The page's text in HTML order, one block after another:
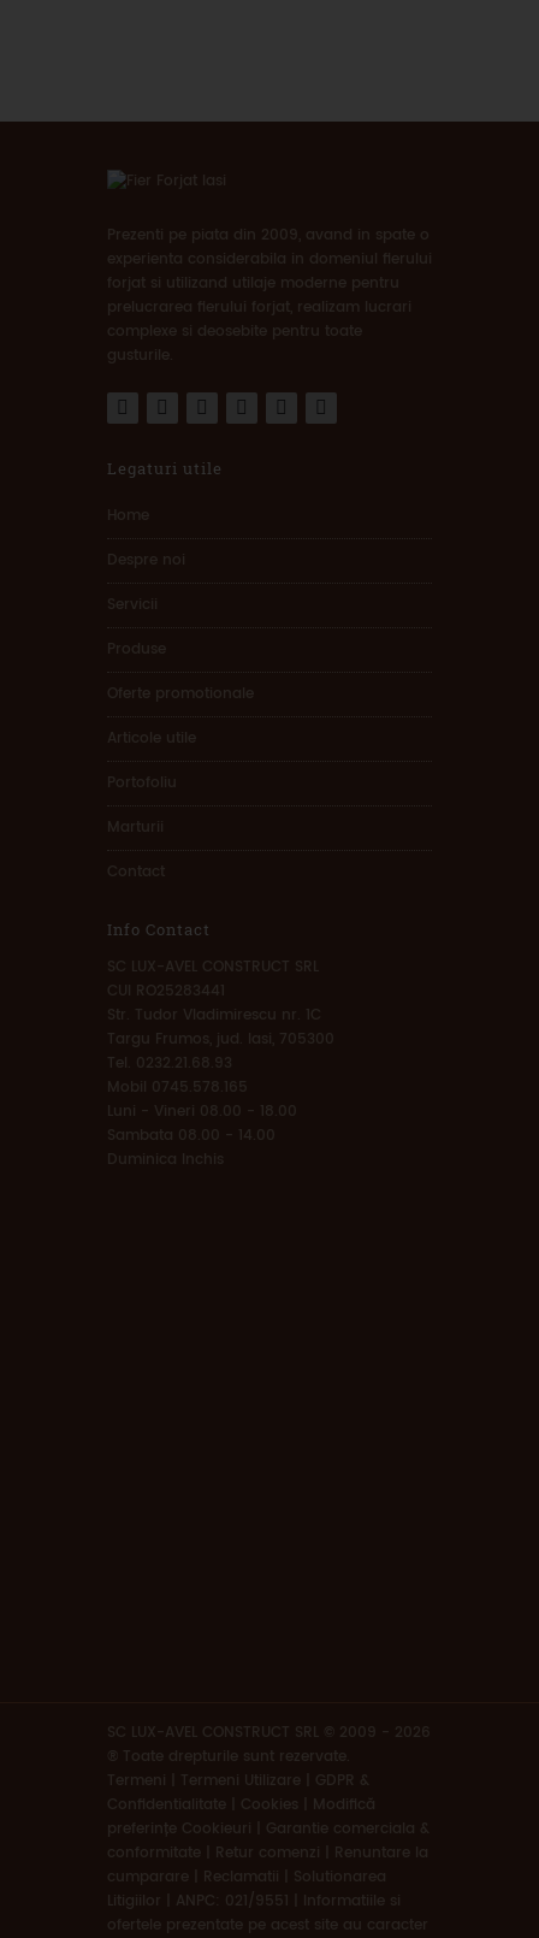
Prezenti pe piata din 2009, avand in spate o
experienta considerabila in domeniul fierului
forjat si utilizand utilaje moderne pentru
prelucrarea fierului forjat, realizam lucrari
complexe si deosebite pentru toate
gusturile.
Legaturi utile
Home
Despre noi
Servicii
Produse
Oferte promotionale
Articole utile
Portofoliu
Marturii
Contact
Info Contact
SC LUX-AVEL CONSTRUCT SRL
CUI RO25283441
Str. Tudor Vladimirescu nr. 1C
Targu Frumos, jud. Iasi, 705300
Tel. 0232.21.68.93
Mobil 0745.578.165
Luni - Vineri 08.00 - 18.00
Sambata 08.00 - 14.00
Duminica Inchis
SC LUX-AVEL CONSTRUCT SRL © 2009 - 2026
® Toate drepturile sunt rezervate.
Termeni
Termeni Utilizare | GDPR &
Confidentialitate | Cookies
Modifică
preferințe Cookieuri
Garantie comerciala &
conformitate
Retur comenzi
Renuntare la
cumparare
Reclamatii
Solutionarea
Litigiilor
ANPC: 021/9551
Informatiile si
ofertele prezentate pe acest site au caracter